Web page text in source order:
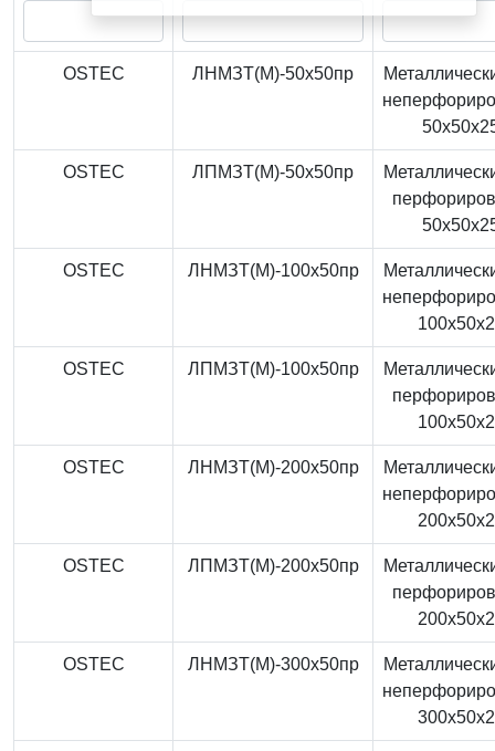
OSTEC ЛНМЗТ(М)-50x50пр
OSTEC ЛПМЗТ(М)-50x50пр
OSTEC ЛНМЗТ(М)-100x50пр
OSTEC ЛПМЗТ(М)-100x50пр
OSTEC ЛНМЗТ(М)-200x50пр
OSTEC ЛПМЗТ(М)-200x50пр
OSTEC ЛНМЗТ(М)-300x50пр